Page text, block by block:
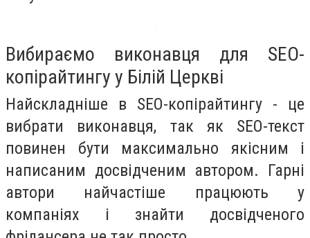
Вибираємо виконавця для SEO-
копірайтингу у Білій Церкві
Найскладніше в SEO-копірайтингу - це
вибрати виконавця, так як SEO-текст
повинен бути максимально якісним і
написаним досвідченим автором. Гарні
автори найчастіше працюють у
компаніях і знайти досвідченого